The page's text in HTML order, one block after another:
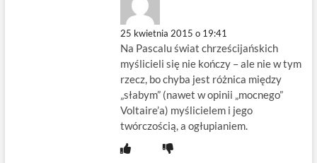
25 kwietnia 2015 o 19:41
Na Pascalu świat chrześcijańskich
myślicieli się nie kończy – ale nie w tym
rzecz, bo chyba jest różnica między
„słabym” (nawet w opinii „mocnego”
Voltaire’a) myślicielem i jego
twórczością, a ogłupianiem.